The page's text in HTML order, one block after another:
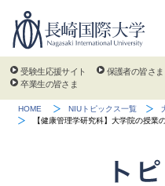
受験生応援サイト 保護者の皆さま
卒業生の皆さま
HOME NIUトピックス一覧
【健康管理学研究科】大学院の授業